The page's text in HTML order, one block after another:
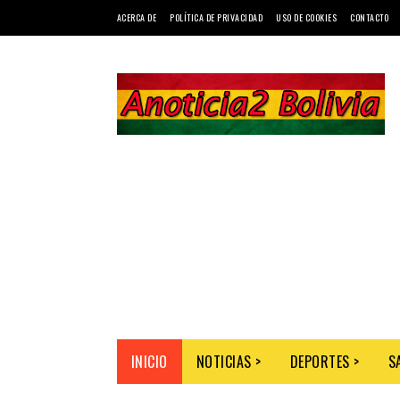
ACERCA DE POLÍTICA DE PRIVACIDAD USO DE COOKIES CONTACTO
INICIO NOTICIAS > DEPORTES >